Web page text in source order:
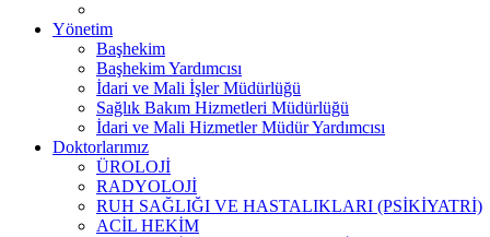
Yönetim
Başhekim
Başhekim Yardımcısı
İdari ve Mali İşler Müdürlüğü
Sağlık Bakım Hizmetleri Müdürlüğü
İdari ve Mali Hizmetler Müdür Yardımcısı
Doktorlarımız
ÜROLOJİ
RADYOLOJİ
RUH SAĞLIĞI VE HASTALIKLARI (PSİKİYATRİ)
ACİL HEKİM